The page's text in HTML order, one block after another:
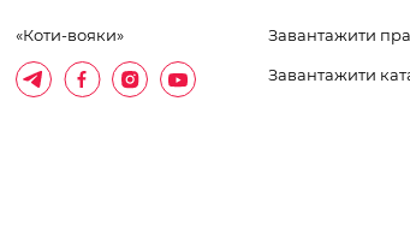
«Коти-вояки» Завантажити
Завантажити